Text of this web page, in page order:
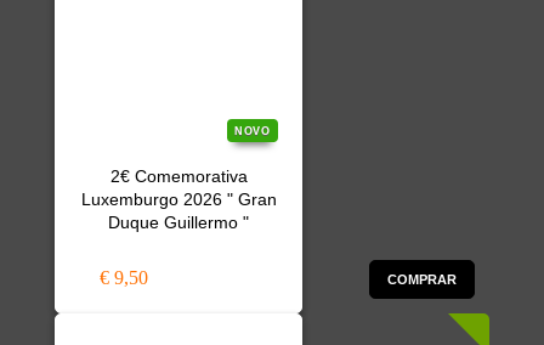
NOVO
2€ Comemorativa
Luxemburgo 2026 " Gran
Duque Guillermo "
€ 9,50 COMPRAR